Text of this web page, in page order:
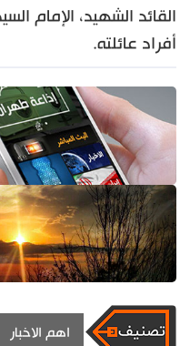
القائد الشهيد، الإمام
أفراد عائلته.
اهم الاخبار